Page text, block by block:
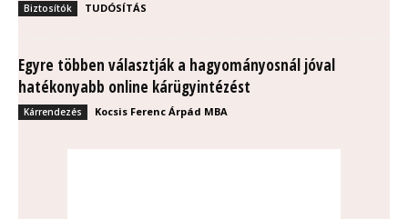
Biztosítók TUDÓSÍTÁS
Egyre többen választják a hagyományosnál jóval
hatékonyabb online kárügyintézést
Kárrendezés Kocsis Ferenc Árpád MBA